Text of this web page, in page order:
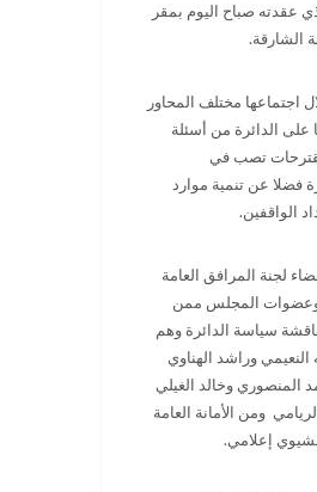
عقدته صباح اليوم بمقر
الشارقة.
اجتماعها مختلف المحاور
الدائرة من أسئلة
تصب في
فضلا عن تنمية موارد
الواقفين.
لجنة المرافق العامة
المجلس ممن
سياسة الدائرة وهم
النعيمي وراشد الهناوي
المنصوري وخالد الغيلي
ومن الأمانة العامة
إعلامي.